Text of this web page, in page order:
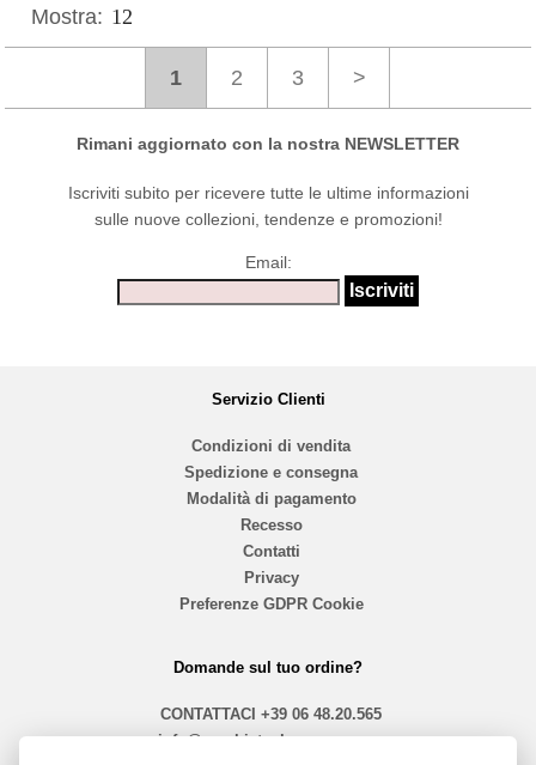
Mostra:
1 2 3 >
Rimani aggiornato con la nostra NEWSLETTER
Iscriviti subito per ricevere tutte le ultime informazioni
sulle nuove collezioni, tendenze e promozioni!
Email:
Servizio Clienti
Condizioni di vendita
Spedizione e consegna
Modalità di pagamento
Recesso
Contatti
Privacy
Preferenze GDPR Cookie
Domande sul tuo ordine?
CONTATTACI +39 06 48.20.565
info@mephistoshoproma.com